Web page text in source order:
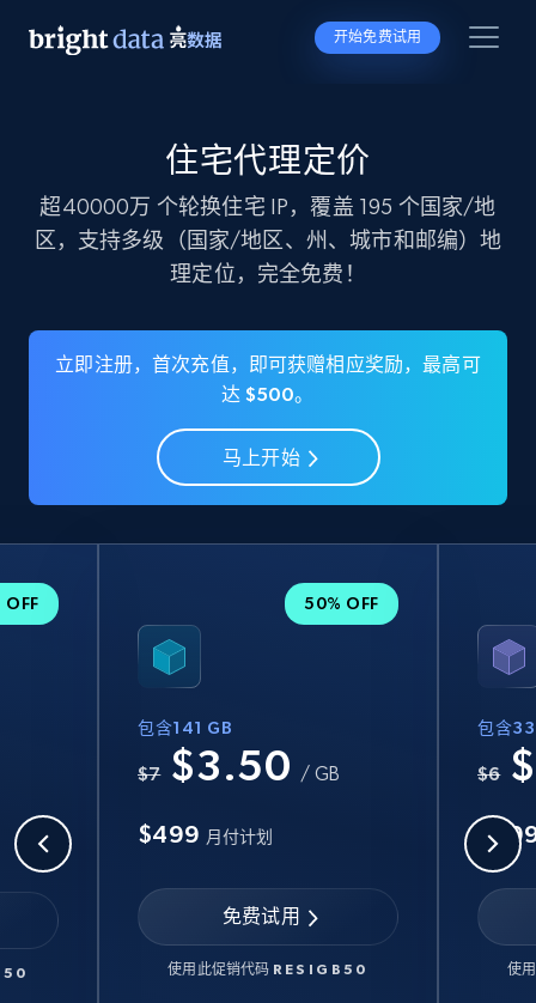
开始免费试用
住宅代理定价
超40000万 个轮换住宅 IP，覆盖 195 个国家/地
区，支持多级（国家/地区、州、城市和邮编）地
理定位， 完全免费！
立即注册，首次充值，即可获赠相应奖励，最高可
达 $500。
马上开始
OFF 50% OFF
包含141 GB
$7 $3.50 / GB
$499 月付计划
免费试用
使用此促销代码 RESIGB50
包含
$6
使